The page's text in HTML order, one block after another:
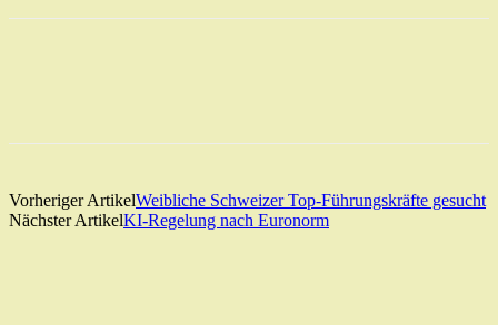
Vorheriger ArtikelWeibliche Schweizer Top-Führungskräfte gesucht
Nächster ArtikelKI-Regelung nach Euronorm